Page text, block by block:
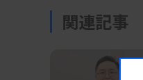
置、DNAシーケ
と位置付け、強
関連記事